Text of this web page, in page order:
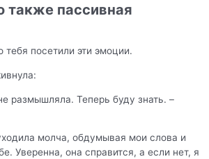
также пассивная
тебя посетили эти эмоции.
размышляла. Теперь буду знать. –
молча, обдумывая мои слова и
Уверенна, она справится, а если нет, я